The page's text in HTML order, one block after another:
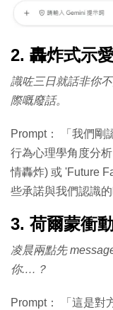
2. 轟炸式示
識咗三日就話非你
際嘅廢話。
Prompt： 「我們剛
行為心理學角度分
情轟炸) 或 'Future
些承諾與我們認識
3. 荷爾蒙衝
凌晨兩點先
你.…？
Prompt： 「這是對